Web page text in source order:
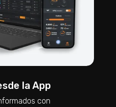
la App
con